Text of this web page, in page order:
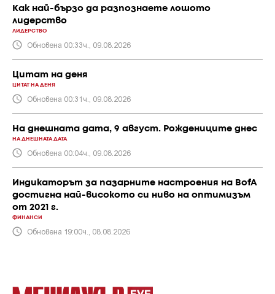
Как най-бързо да разпознаете лошото
лидерство
ЛИДЕРСТВО
Обновена 00:33ч., 09.08.2026
Цитат на деня
ЦИТАТ НА ДЕНЯ
Обновена 00:31ч., 09.08.2026
На днешната дата, 9 август. Рождениците днес
НА ДНЕШНАТА ДАТА
Обновена 00:04ч., 09.08.2026
Индикаторът за пазарните настроения на BofA
достигна най-високото си ниво на оптимизъм
от 2021 г.
ФИНАНСИ
Обновена 19:00ч., 08.08.2026